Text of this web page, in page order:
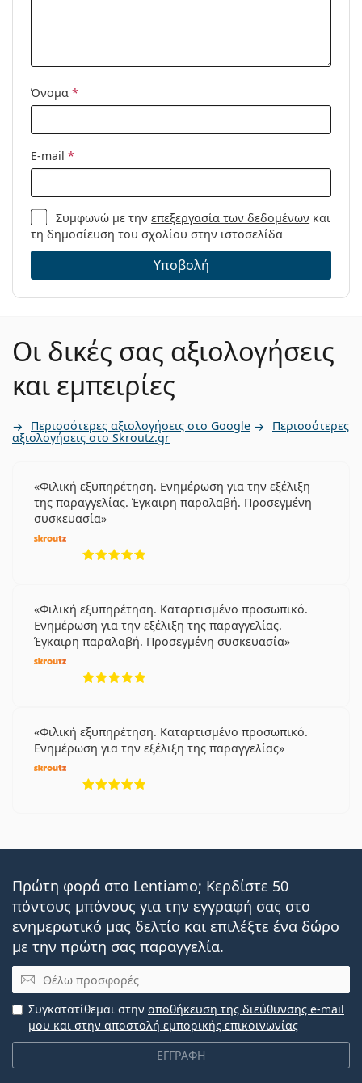
Όνομα *
E-mail *
Συμφωνώ με τηνεπεξεργασία των δεδομένων και
τη δημοσίευση του σχολίου στην ιστοσελίδα
Υποβολή
Οι δικές σας αξιολογήσεις
και εμπειρίες
Περισσότερες αξιολογήσεις στο Google Περισσότερες
αξιολογήσεις στο Skroutz.gr
Φιλική εξυπηρέτηση. Ενημέρωση για την εξέλιξη
της παραγγελίας. Έγκαιρη παραλαβή. Προσεγμένη
συσκευασία
Φιλική εξυπηρέτηση. Καταρτισμένο προσωπικό.
Ενημέρωση για την εξέλιξη της παραγγελίας.
Έγκαιρη παραλαβή. Προσεγμένη συσκευασία
Φιλική εξυπηρέτηση. Καταρτισμένο προσωπικό.
Ενημέρωση για την εξέλιξη της παραγγελίας
Πρώτη φορά στο Lentiamo; Κερδίστε 50
πόντους μπόνους για την εγγραφή σας στο
ενημερωτικό μας δελτίο και επιλέξτε ένα δώρο
με την πρώτη σας παραγγελία.
Email
ΕΓΓΡΑΦΗ
Συγκατατίθεμαι στην αποθήκευση της διεύθυνσης e-mail
μου και στην αποστολή εμπορικής επικοινωνίας